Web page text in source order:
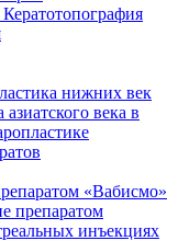
Кератотопография
нижних век
века в
«Вабисмо»
препаратом
инъекциях